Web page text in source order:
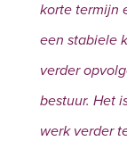
korte termijn
een stabiele
verder
bestuur. Het
werk verder